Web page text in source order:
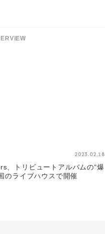
2023.02.18
、トリビュートアルバムの“爆
のライブハウスで開催